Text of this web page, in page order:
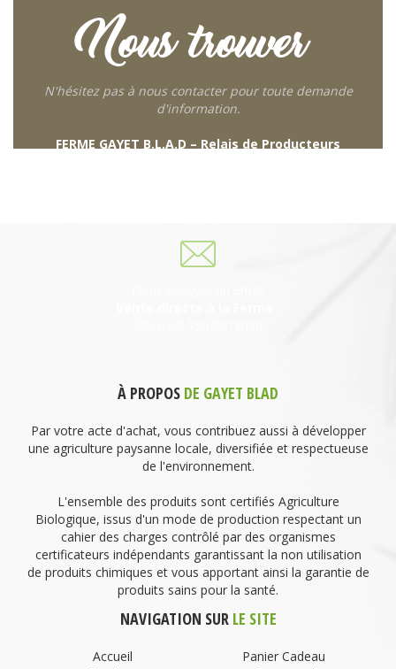
Nous trouver
N'hésitez pas à nous contacter pour toute demande
d'information.
FERME GAYET B.L.A.D – Relais de Producteurs
À PROPOS DE GAYET BLAD
Par votre acte d'achat, vous contribuez aussi à développer
une agriculture paysanne locale, diversifiée et respectueuse
de l'environnement.
L'ensemble des produits sont certifiés Agriculture
Biologique, issus d'un mode de production respectant un
cahier des charges contrôlé par des organismes
certificateurs indépendants garantissant la non utilisation
de produits chimiques et vous apportant ainsi la garantie de
produits sains pour la santé.
NAVIGATION SUR LE SITE
Accueil
Panier Cadeau